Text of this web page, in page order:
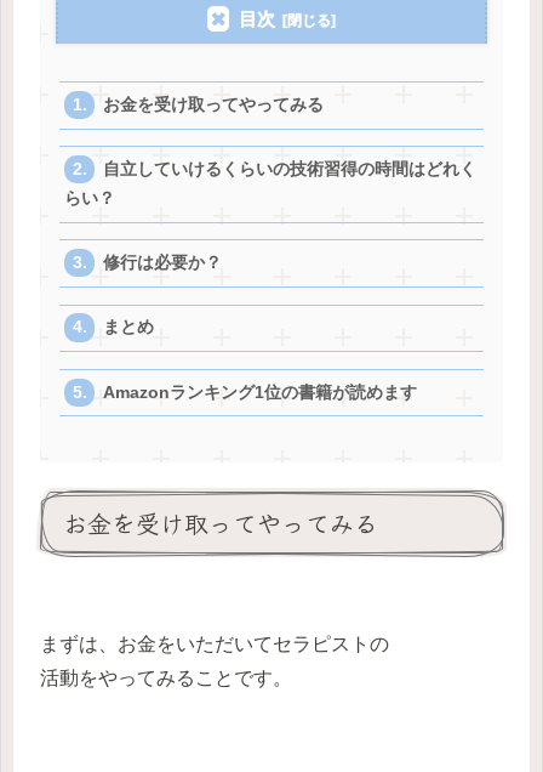
目次
お金を受け取ってやってみる
自立していけるくらいの技術習得の時間はどれく
らい？
修行は必要か？
まとめ
Amazonランキング1位の書籍が読めます
お金を受け取ってやってみる
まずは、お金をいただいてセラピストの
活動をやってみることです。